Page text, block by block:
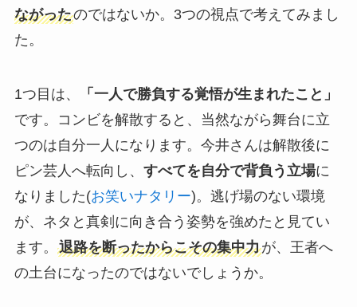
ながったのではないか。3つの視点で考えてみまし
た。
1つ目は、
「一人で勝負する覚悟が生まれたこと」
です。コンビを解散すると、当然ながら舞台に立
つのは自分一人になります。今井さんは解散後に
ピン芸人へ転向し、 すべてを自分で背負う立場に
なりました(お笑いナタリー)。逃げ場のない環境
が、ネタと真剣に向き合う姿勢を強めたと見てい
ます。 退路を断ったからこその集中力が、王者へ
の土台になったのではないでしょうか。